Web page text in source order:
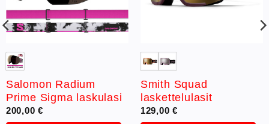
Salomon Radium
Prime Sigma laskulasi
200,00€
Smith Squad
laskettelulasit
129,00€